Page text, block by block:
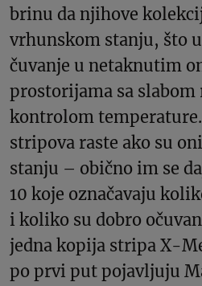
brinu da njihove
vrhunskom stanju, što
čuvanje u netaknutim
prostorijama sa slabom
kontrolom
stripova raste ako su
stanju – obično im se
10 koje označavaju
i koliko su dobro
jedna kopija stripa X-
po prvi put pojavljuju